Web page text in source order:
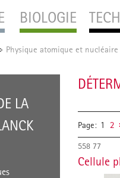
BIOLOGIE
/ Physique atomique et nucléaire
Page: 1 2
558 77
Cellule
LA